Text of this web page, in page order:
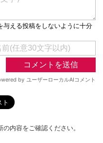
内容をご確認ください。